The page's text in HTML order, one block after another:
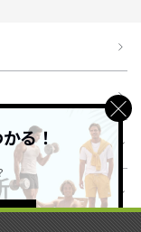
る！